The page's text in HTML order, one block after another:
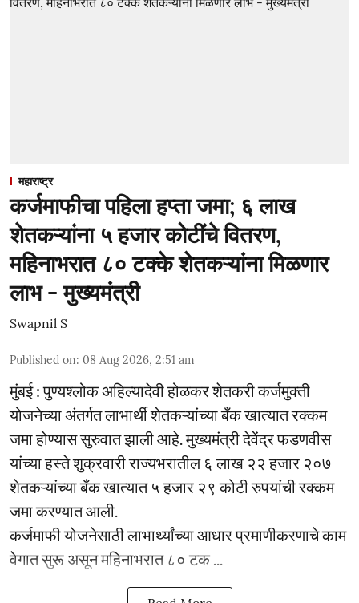
महाराष्ट्र
कर्जमाफीचा पहिला हप्ता जमा; ६ लाख
शेतकऱ्यांना ५ हजार कोटींचे वितरण,
महिनाभरात ८० टक्के शेतकऱ्यांना मिळणार
लाभ - मुख्यमंत्री
Swapnil S
Published on: 08 Aug 2026, 2:51 am
मुंबई : पुण्यश्लोक अहिल्यादेवी होळकर शेतकरी कर्जमुक्ती
योजनेच्या अंतर्गत लाभार्थी शेतकऱ्यांच्या बँक खात्यात रक्कम
जमा होण्यास सुरुवात झाली आहे. मुख्यमंत्री देवेंद्र फडणवीस
यांच्या हस्ते शुक्रवारी राज्यभरातील ६ लाख २२ हजार २०७
शेतकऱ्यांच्या बँक खात्यात ५ हजार २९ कोटी रुपयांची रक्कम
जमा करण्यात आली.
कर्जमाफी योजनेसाठी लाभार्थ्यांच्या आधार प्रमाणीकरणाचे काम
वेगात सुरू असून महिनाभरात ८० टक ...